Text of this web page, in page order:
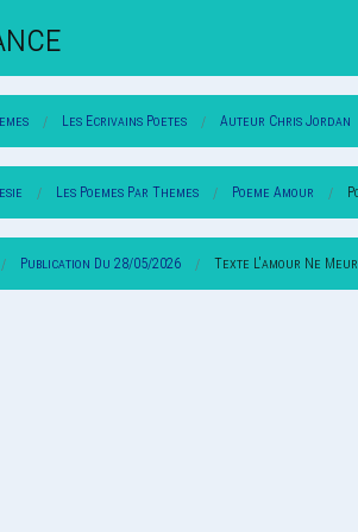
Les Ecrivains Poetes Auteur Chris Jordan
Les Poemes Par Themes Poeme Amour
Publication Du 28/05/2026 Texte L'amour Ne